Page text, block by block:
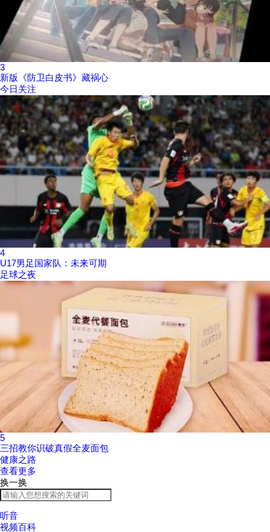
3
新版《防卫白皮书》藏祸心
今日关注
4
U17男足国家队：未来可期
足球之夜
5
三招教你识破真假全麦面包
健康之路
查看更多
换一换
听音
视频百科